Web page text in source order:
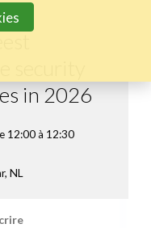
security
in 2026
12:00 à 12:30
NL
Account